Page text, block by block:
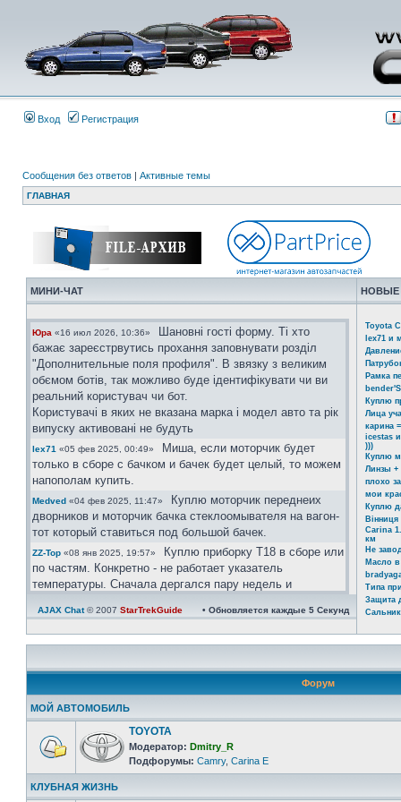
Вход Регистрация
Сообщения без ответов | Активные темы
ГЛАВНАЯ
МИНИ-ЧАТ НОВЫЕ
Юра «16 июл 2026, 10:36»
Шановні гості форму. Ті хто
бажає зареєстрвутись прохання заповнувати розділ
"Дополнительные поля профиля". В звязку з великим
обємом ботів, так можливо буде ідентифікувати чи ви
реальний користувач чи бот.
Користувачі в яких не вказана марка і модел авто та рік
випуску активовані не будуть
lex71 «05 фев 2025, 00:49»
Миша, если моторчик будет
только в сборе с бачком и бачек будет целый, то можем
напополам купить.
Medved «04 фев 2025, 11:47»
Куплю моторчик переднеих
дворников и моторчик бачка стеклоомывателя на вагон-
тот который ставиться под большой бачек.
ZZ-Top «08 янв 2025, 19:57»
Куплю приборку Т18 в сборе или
по частям. Конкретно - не работает указатель
температуры. Сначала дергался пару недель и
icestas«24 май 2024, 22:19»Ахринеть конечно, красавцы!
"Дополнительные поля профиля". В звязку з великим
обємом ботів, так можливо буде ідентифікувати чи ви
реальний користувач чи бот.
Користувачі в яких не вказана марка і модел авто та рік
випуску активовані не будуть.
Юра«08 апр 2024, 21:08»https://invite.viber.com/?
g2=AQAtPOOoAP ... zA&lang=ru
Юра«08 апр 2024, 21:06»
AJAX Chat© 2007 StarTrekGuide • Обновляется каждые 5 Секунд
Toyota
lex71 и
Рамка
Куплю
Лица
карина
icestas
)))
Куплю
Линзы +
плохо
мои
Куплю
Carina
км
Не
Масло в
Типа
Защита
Форум
МОЙ АВТОМОБИЛЬ
TOYOTA
Модератор: Dmitry_R
Подфорумы: Camry, Carina E
КЛУБНАЯ ЖИЗНЬ